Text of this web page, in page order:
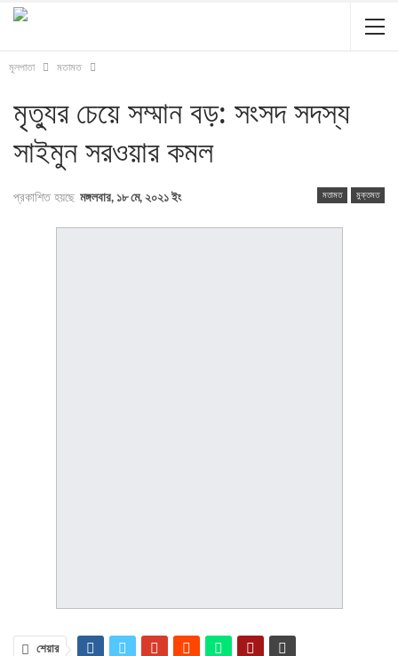
মূলপাতা মতামত
মৃত্যুর চেয়ে সম্মান বড়: সংসদ সদস্য
সাইমুন সরওয়ার কমল
মতামত মুক্তমত
প্রকাশিত হয়ছে মঙ্গলবার, ১৮ মে, ২০২১ ইং
শেয়ার